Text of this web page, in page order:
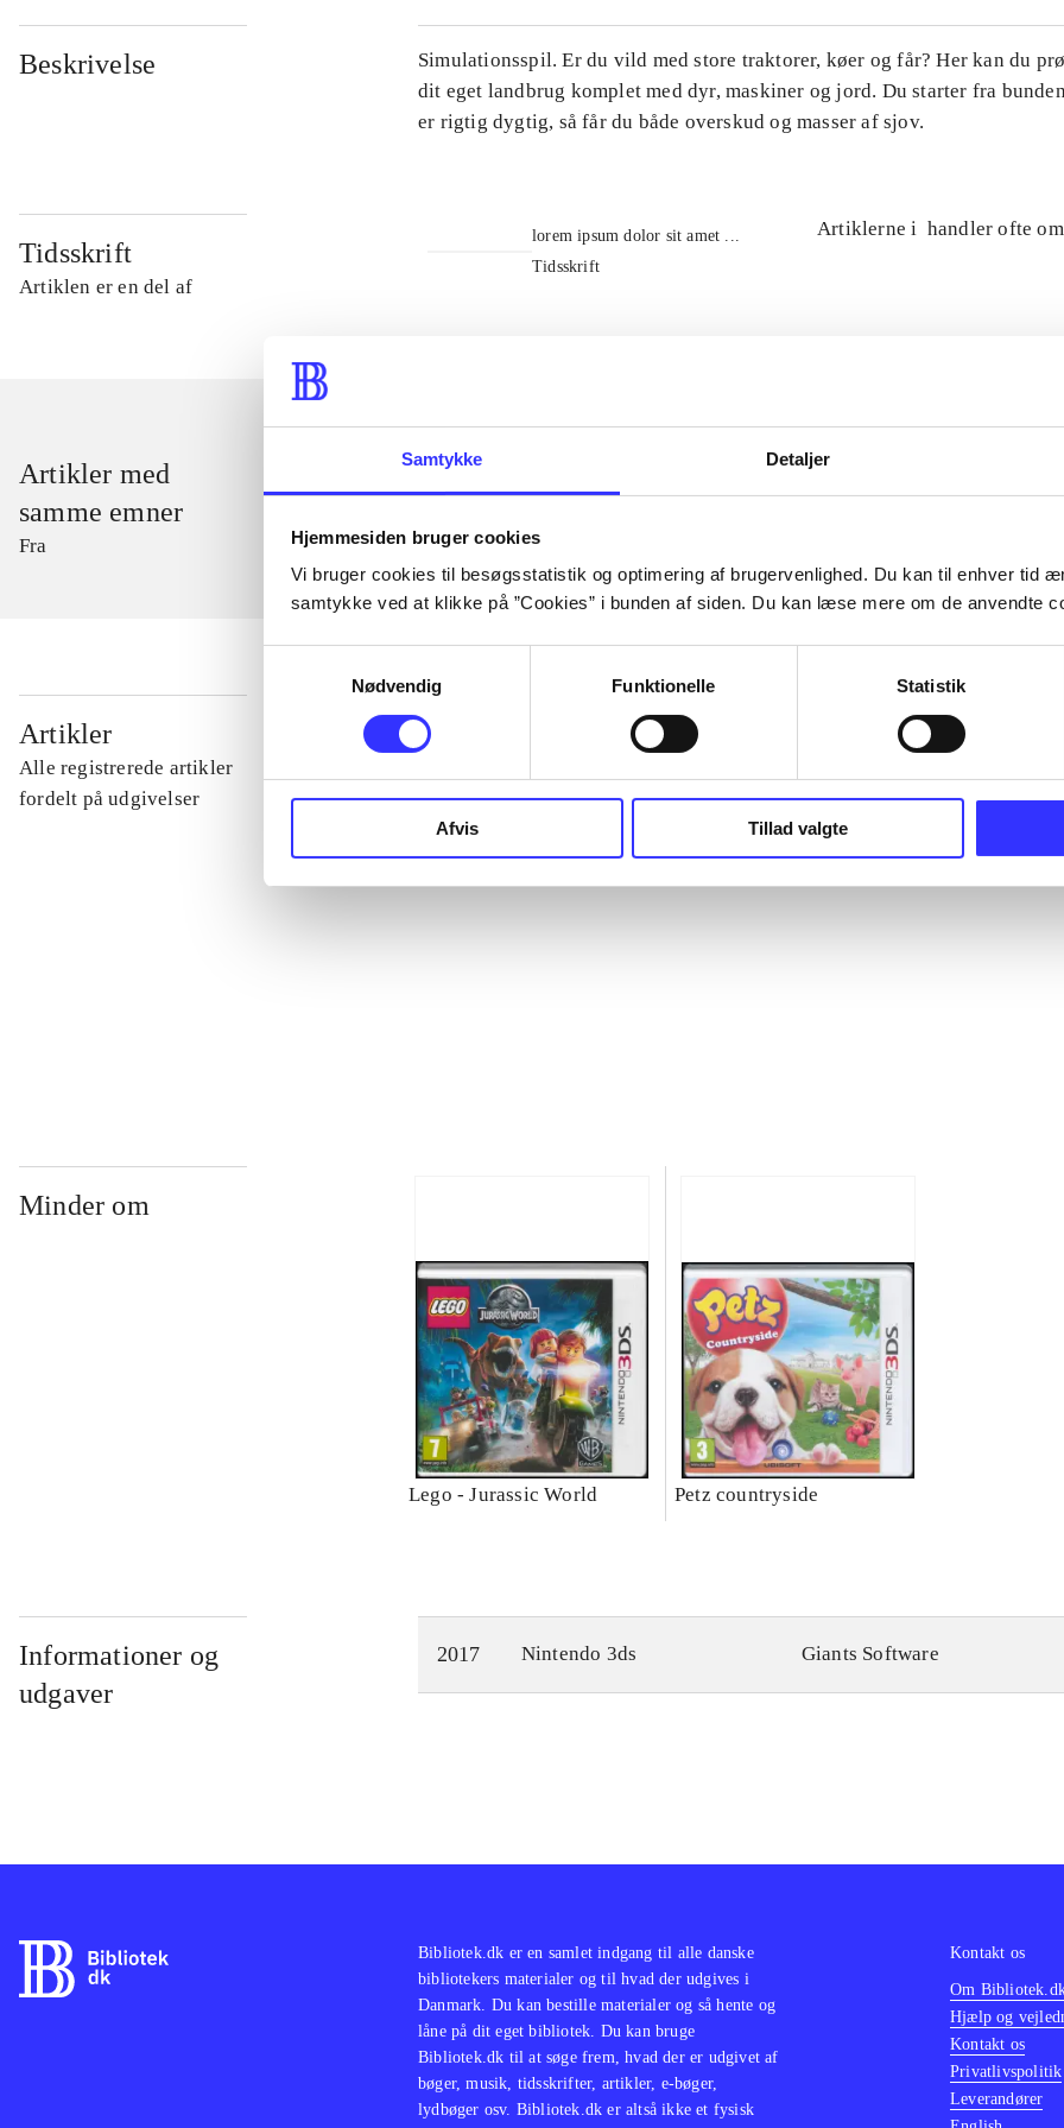
Samtykke Detaljer
Hjemmesiden bruger cookies
Vi bruger cookies til besøgsstatistik og optimering af brugervenlighed. Du kan til enhver tid
samtykke ved at klikke på ”Cookies” i bunden af siden. Du kan læse mere om de anvendte
Nødvendig
Funktionelle Statistik
Afvis Tillad valgte
Beskrivelse
Simulationsspil. Er du vild med store traktorer, køer og får? Her kan du
dit eget landbrug komplet med dyr, maskiner og jord. Du starter fra
er rigtig dygtig, så får du både overskud og masser af sjov.
Tidsskrift
Artiklen er en del af
lorem ipsum dolor sit amet ...
Tidsskrift
Artiklerne i handler ofte om
Artikler med
samme emner
Fra
Artikler
Alle registrerede artikler
fordelt på udgivelser
...
...
Minder om
Lego - Jurassic World Petz countryside
Informationer og
udgaver
2017 Nintendo 3ds Giants Software
Bibliotek.dk er en samlet indgang til alle danske
bibliotekers materialer og til hvad der udgives i
Danmark. Du kan bestille materialer og så hente og
låne på dit eget bibliotek. Du kan bruge
Bibliotek.dk til at søge frem, hvad der er udgivet af
bøger, musik, tidsskrifter, artikler, e-bøger,
lydbøger osv. Bibliotek.dk er altså ikke et fysisk
Kontakt os
Om
Hjælp og
Kontakt os
Privatlivspolitik
Leverandører